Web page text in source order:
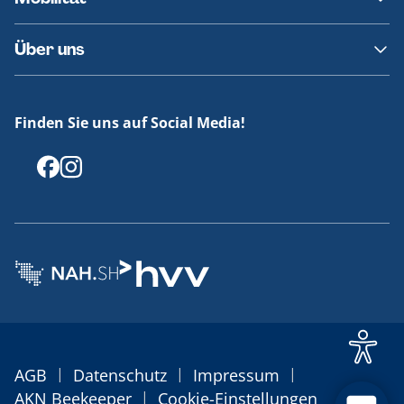
Fundsachen
Häufige Fragen
Barrierefreies Reisen
Erklärung Barrierefreiheit
Über uns
Offenlegungen
Finden Sie uns auf Social Media!
AGB | Datenschutz | Impressum |
AKN Beekeeper | Cookie-Einstellungen